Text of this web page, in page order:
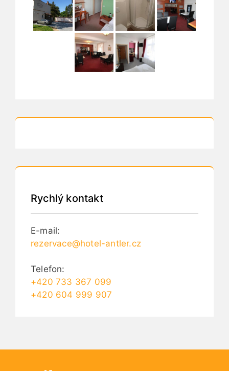
Rychlý kontakt
E-mail:
rezervace@hotel-antler.cz
Telefon:
+420 733 367 099
+420 604 999 907